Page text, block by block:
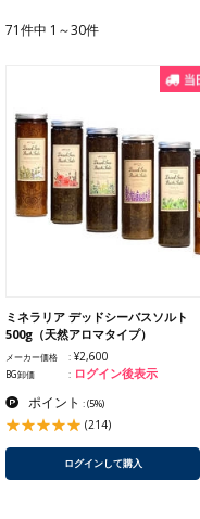
71件中 1～30件
ミネラリア デッドシーバスソルト
500g（天然アロマタイプ）
メーカー価格 ¥2,600
BG卸価 ログイン後表示
ポイント :(5%)
(214)
ログインして購入